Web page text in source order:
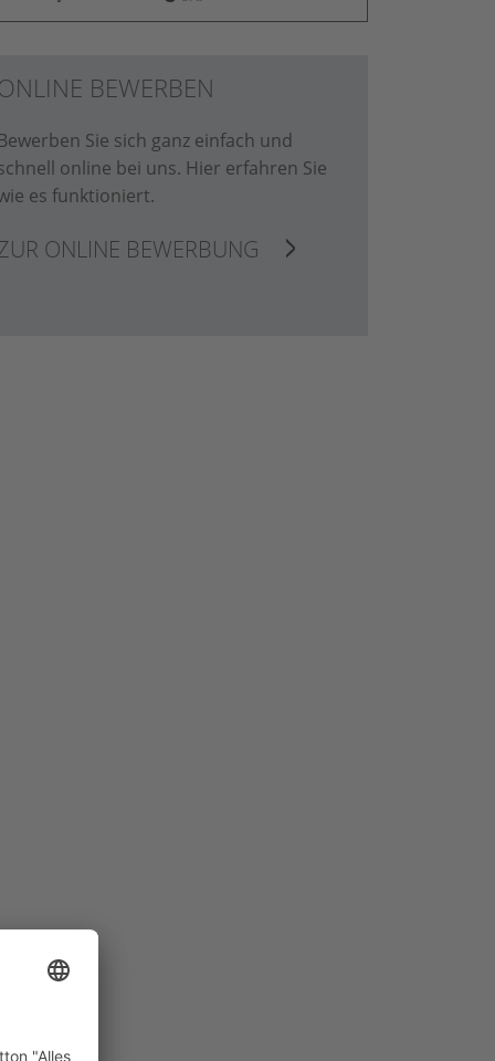
BEWERBEN
Sie sich ganz einfach und
online bei uns. Hier erfahren Sie
es funktioniert.
ONLINE BEWERBUNG